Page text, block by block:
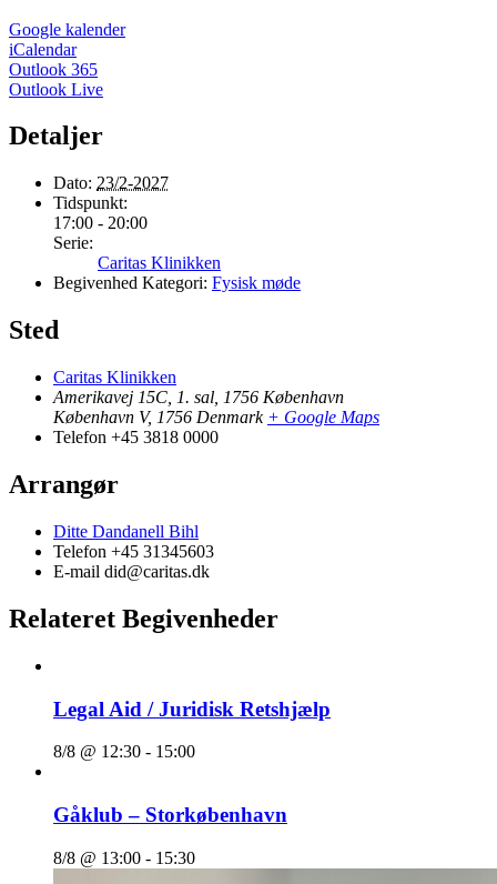
Google kalender
iCalendar
Outlook 365
Outlook Live
Detaljer
Dato: 23/2-2027
Tidspunkt:
17:00 - 20:00
Serie:
Caritas Klinikken
Begivenhed Kategori: Fysisk møde
Sted
Caritas Klinikken
Amerikavej 15C, 1. sal, 1756 København
København V, 1756 Denmark + Google Maps
Telefon +45 3818 0000
Arrangør
Ditte Dandanell Bihl
Telefon +45 31345603
E-mail did@caritas.dk
Relateret Begivenheder
Legal Aid / Juridisk Retshjælp
8/8 @ 12:30 - 15:00
Gåklub – Storkøbenhavn
8/8 @ 13:00 - 15:30